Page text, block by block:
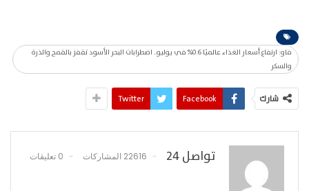
فاو: ارتفاع أسعار الغذاء عالميًا 0.6% في يوليو.. اضطرابات البحر الأسود تقفز بالقمح والذرة
والسكر
شارك Facebook
Twitter
تواصل 24 22616 المشاركات 0 تعليقات